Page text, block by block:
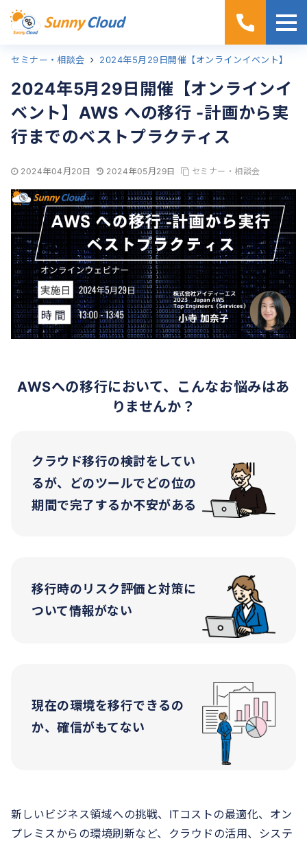
ホーム
セミナー・相談会
2024年5月29日開催【オンラインイ
ベント】AWS への移行 -計画から実
行までのベストプラクティス
2024年04月20日 2024年05月29日 セミナー・相談会
AWSへの移行において、こんなお悩みはあ
りませんか？
クラウド移行の検討をしてい
るが、どのツールでどの位の
期間で完了するか不安がある
移行時のリスク評価と対策に
ついて情報がない
現在の環境を移行できるの
か、確信がもてない
新しいビジネス領域への挑戦、ITコストの最適化、オン
プレミスからの環境刷新など、クラウドの活用、システ